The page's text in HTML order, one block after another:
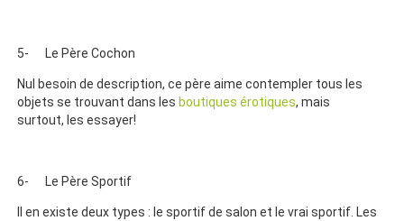
5- Le Père Cochon
Nul besoin de description, ce père aime contempler tous les
objets se trouvant dans les boutiques érotiques, mais
surtout, les essayer!
6- Le Père Sportif
Il en existe deux types : le sportif de salon et le vrai sportif. Les